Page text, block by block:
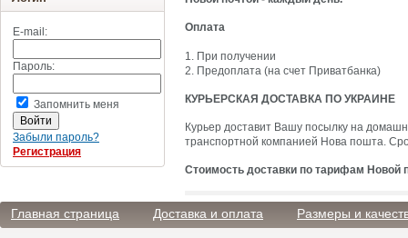
E-mail:
Пароль:
Запомнить меня
Забыли пароль?
Регистрация
Оплата
1. При получении
2. Предоплата (на счет Приватбанка)
КУРЬЕРСКАЯ ДОСТАВКА ПО УКРАИНЕ
Курьер доставит Вашу посылку на
транспортной компанией Нова пошта.
Стоимость доставки по тарифам Новой
Главная страница Доставка и оплата Размеры и